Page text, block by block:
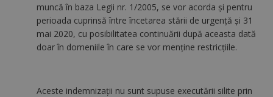
muncă în baza Legii nr. 1/2005, se vor acorda şi pentru
perioada cuprinsă între încetarea stării de urgenţă şi 31
mai 2020, cu posibilitatea continuării după aceasta dată
doar în domeniile în care se vor menţine restricţiile.
Aceste indemnizații nu sunt supuse executării silite prin